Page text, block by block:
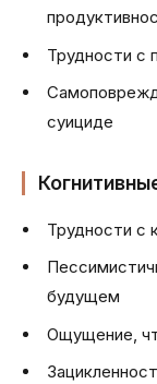
Трудности с
суициде
Трудности с
будущем
Ощущение,